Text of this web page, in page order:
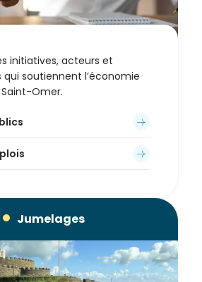
initiatives, acteurs et
soutiennent l’économie
Omer.
Jumelages